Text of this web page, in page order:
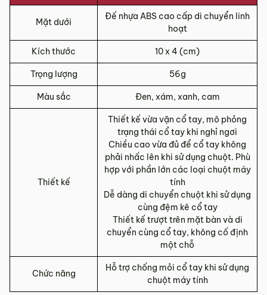
Mặt dưới
Đế nhựa ABS cao cấp di chuyển linh
hoạt
Kích thước 10 x 4 (cm)
Trọng lượng 56g
Màu sắc Đen, xám, xanh, cam
Thiết kế
Thiết kế vừa vặn cổ tay, mô phỏng
trạng thái cổ tay khi nghỉ ngơi
Chiều cao vừa đủ để cổ tay không
phải nhấc lên khi sử dụng chuột. Phù
hợp với phần lớn các loại chuột máy
tính
Dễ dàng di chuyển chuột khi sử dụng
cùng đệm kê cổ tay
Thiết kế trượt trên mặt bàn và di
chuyển cùng cổ tay, không cố định
một chỗ
Chức năng
Hỗ trợ chống mỏi cổ tay khi sử dụng
chuột máy tính